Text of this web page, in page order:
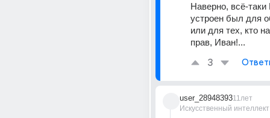
Наверно, всё-
устроен был для
или для тех, кто
прав, Иван!...
3
user_28948393
Искусственный интеллект
11лет